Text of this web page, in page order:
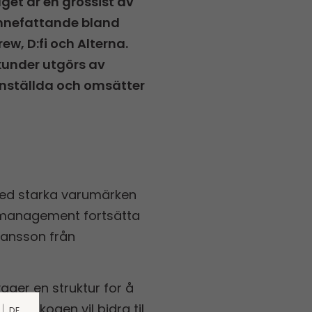
bland
D:fi och Alterna.
utgörs av
och omsätter
starka varumärken
fortsätta
från
en struktur for å